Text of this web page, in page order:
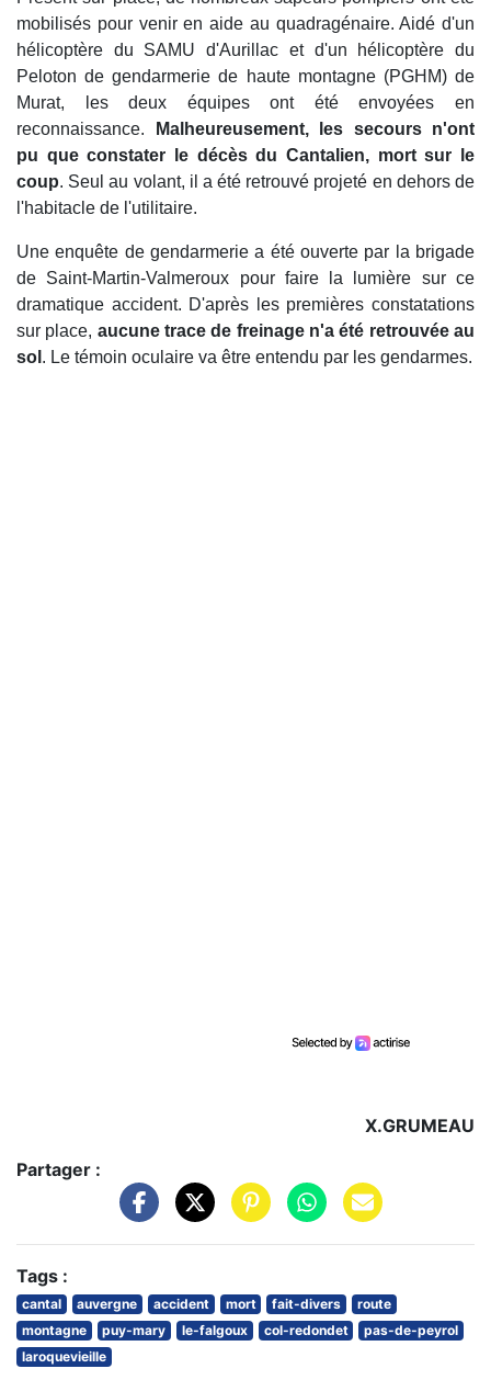
mobilisés pour venir en aide au quadragénaire. Aidé d'un
hélicoptère du SAMU d'Aurillac et d'un hélicoptère du
Peloton de gendarmerie de haute montagne (PGHM) de
Murat, les deux équipes ont été envoyées en
reconnaissance.
Malheureusement, les secours n'ont
pu que constater le décès du Cantalien, mort sur le
coup. Seul au volant, il a été retrouvé projeté en dehors de
l'habitacle de l'utilitaire.
Une enquête de gendarmerie a été ouverte par la brigade
de Saint-Martin-Valmeroux pour faire la lumière sur ce
dramatique accident. D'après les premières constatations
sur place, aucune trace de freinage n'a été retrouvée au
sol . Le témoin oculaire va être entendu par les gendarmes.
X.GRUMEAU
Partager :
Tags :
cantal auvergne accident mort fait-divers
route
montagne
puy-mary le-falgoux col-redondet
pas-de-peyrol
laroquevieille